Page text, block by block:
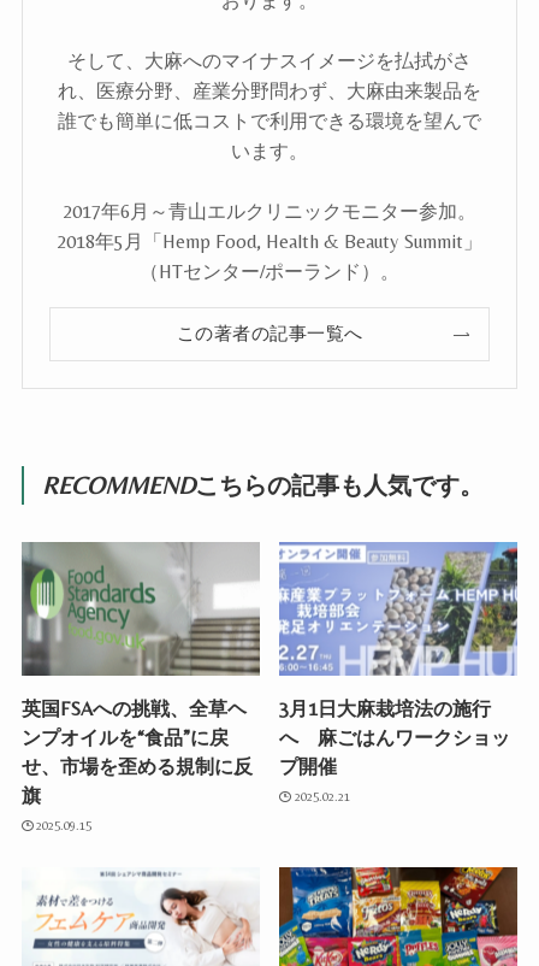
そして、大麻へのマイナスイメージを払拭がさ
れ、医療分野、産業分野問わず、大麻由来製品を
誰でも簡単に低コストで利用できる環境を望んで
います。
2017年6月～青山エルクリニックモニター参加。
2018年5月「Hemp Food, Health & Beauty Summit」
（HTセンター/ポーランド）。
この著者の記事一覧へ
RECOMMENDこちらの記事も人気です。
英国FSAへの挑戦、全草ヘ
ンプオイルを“食品”に戻
せ、市場を歪める規制に反
旗
2025.09.15
3月1日大麻栽培法の施行
へ 麻ごはんワークショッ
プ開催
2025.02.21